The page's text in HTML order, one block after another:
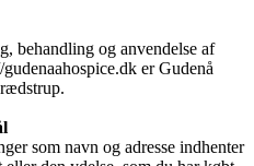
behandling og anvendelse af
gudenaahospice.dk erGudenå
.
som navn og adresse indhenter